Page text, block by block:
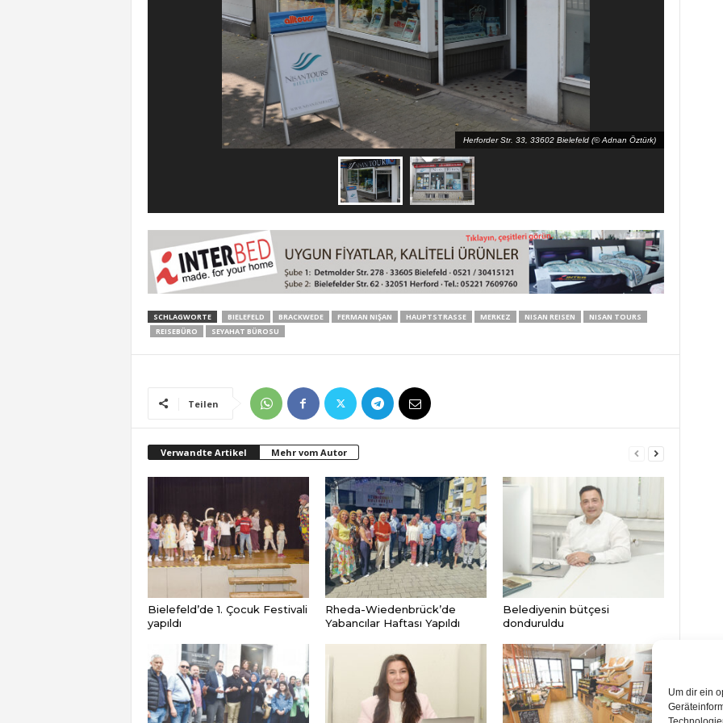
Um dir ein
Herforder Str. 33, 33602 Bielefeld (© Adnan Öztürk)
SCHLAGWORTE BIELEFELD BRACKWEDE FERMAN NIŞAN HAUPTSTRASSE MERKEZ NISAN REISEN
NISAN TOURS
REISEBÜRO
SEYAHAT BÜROSU
Teilen
Verwandte Artikel Mehr vom Autor
Bielefeld’de 1. Çocuk Festivali
yapıldı
Rheda-Wiedenbrück’de
Yabancılar Haftası Yapıldı
Belediyenin bütçesi
donduruldu